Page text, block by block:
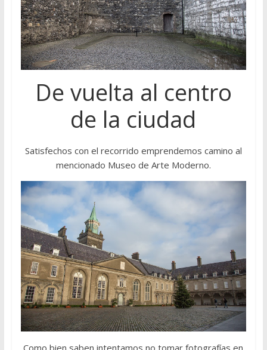
De vuelta al centro
de la ciudad
Satisfechos con el recorrido emprendemos camino al
mencionado Museo de Arte Moderno.